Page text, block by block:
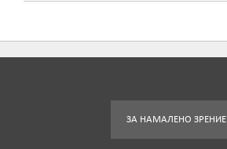
ЗА НАМАЛЕНО ЗРЕНИЕ